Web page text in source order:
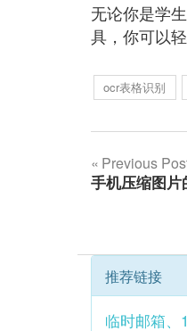
无论你是学
具，你可以
ocr表格识别
文
导
航
Previous
手机压缩图片
推荐链接
临时邮箱、